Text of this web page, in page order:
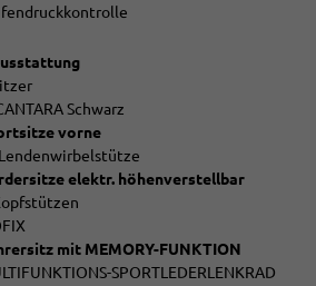
Schwarz
vorne
elektr. höhenverstellbar
mit MEMORY-FUNKTION
SPORTLEDERLENKRAD